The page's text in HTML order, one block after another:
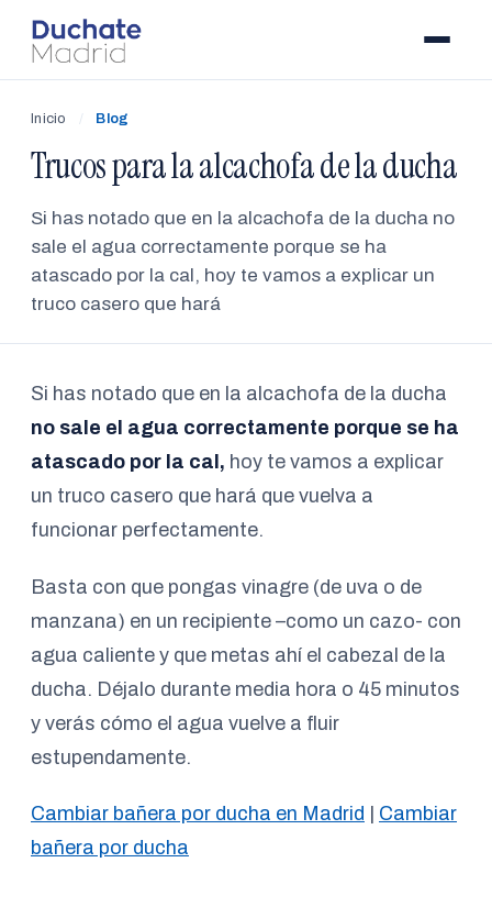
Inicio / Blog
Trucos para la alcachofa de la ducha
Si has notado que en la alcachofa de la ducha no
sale el agua correctamente porque se ha
atascado por la cal, hoy te vamos a explicar un
truco casero que hará
Si has notado que en la alcachofa de la ducha
no sale el agua correctamente porque se ha
atascado por la cal, hoy te vamos a explicar
un truco casero que hará que vuelva a
funcionar perfectamente.
Basta con que pongas vinagre (de uva o de
manzana) en un recipiente –como un cazo- con
agua caliente y que metas ahí el cabezal de la
ducha. Déjalo durante media hora o 45 minutos
y verás cómo el agua vuelve a fluir
estupendamente.
Cambiar bañera por ducha en Madrid
Cambiar
bañera por ducha